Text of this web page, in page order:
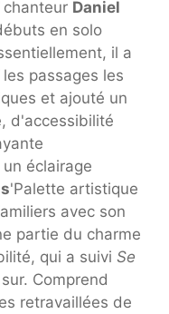
chanteur Daniel
en solo
il a
les passages les
et ajouté un
d'accessibilité
éclairage
'Palette artistique
avec son
partie du charme
qui a suivi Se
Comprend
retravaillées de